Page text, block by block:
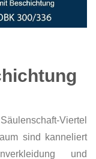
Viertel
sind kanneliert
und